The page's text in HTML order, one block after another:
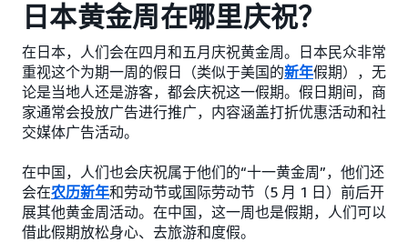
日本黄金周在哪里庆祝？
在日本，人们会在四月和五月庆祝黄金周。日本民众非常
重视这个为期一周的假日（类似于美国的新年假期），无
论是当地人还是游客，都会庆祝这一假期。假日期间，商
家通常会投放广告进行推广，内容涵盖打折优惠活动和社
交媒体广告活动。
在中国，人们也会庆祝属于他们的“十一黄金周”，他们还
会在农历新年和劳动节或国际劳动节（5 月 1 日）前后开
展其他黄金周活动。在中国，这一周也是假期，人们可以
借此假期放松身心、去旅游和度假。